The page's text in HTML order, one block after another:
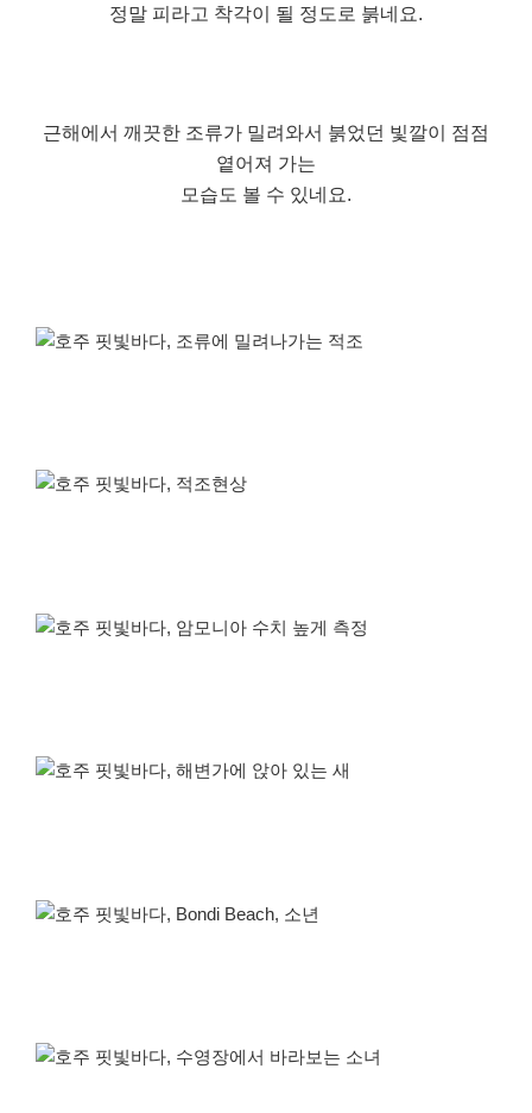
정말 피라고 착각이 될 정도로 붉네요.
근해에서 깨끗한 조류가 밀려와서 붉었던 빛깔이 점점
옅어져 가는
모습도 볼 수 있네요.